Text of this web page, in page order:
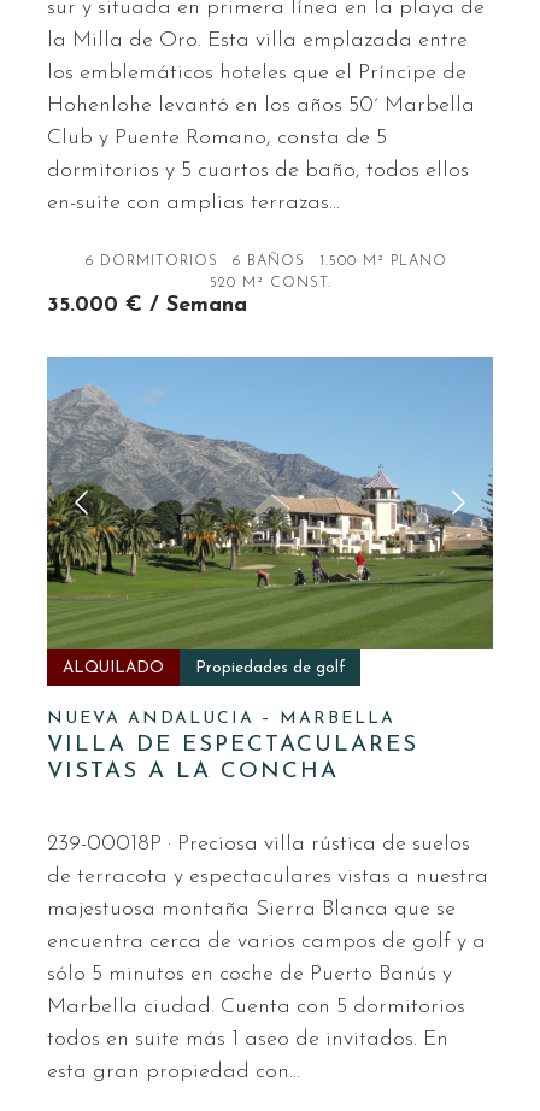
sur y situada en primera línea en la playa de
la Milla de Oro. Esta villa emplazada entre
los emblemáticos hoteles que el Príncipe de
Hohenlohe levantó en los años 50´ Marbella
Club y Puente Romano, consta de 5
dormitorios y 5 cuartos de baño, todos ellos
en-suite con amplias terrazas…
6 DORMITORIOS 6 BAÑOS
1.500 M² PLANO
520 M² CONST.
35.000 € / Semana
ALQUILADO Propiedades de golf
NUEVA ANDALUCIA – MARBELLA
VILLA DE ESPECTACULARES
VISTAS A LA CONCHA
239-00018P · Preciosa villa rústica de suelos
de terracota y espectaculares vistas a nuestra
majestuosa montaña Sierra Blanca que se
encuentra cerca de varios campos de golf y a
sólo 5 minutos en coche de Puerto Banús y
Marbella ciudad. Cuenta con 5 dormitorios
todos en suite más 1 aseo de invitados. En
esta gran propiedad con…